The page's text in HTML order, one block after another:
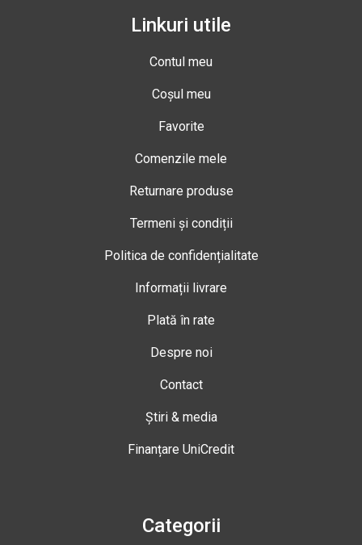
Linkuri utile
Contul meu
Coșul meu
Favorite
Comenzile mele
Returnare produse
Termeni și condiții
Politica de confidențialitate
Informații livrare
Plată în rate
Despre noi
Contact
Știri & media
Finanțare UniCredit
Categorii